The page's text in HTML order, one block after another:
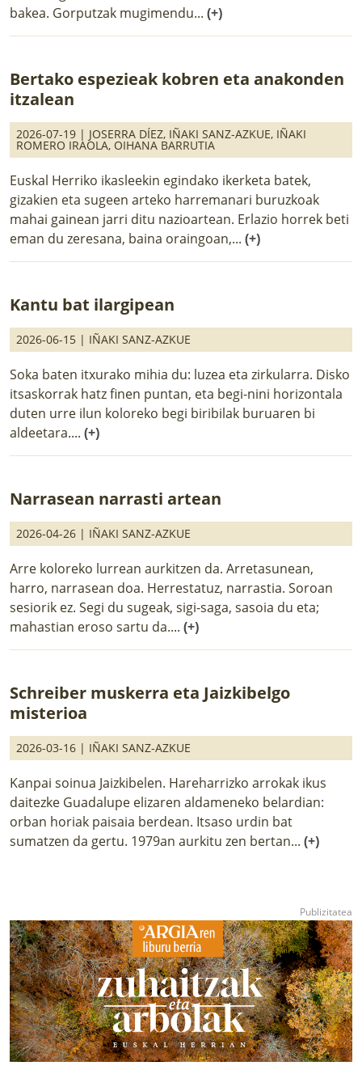
bakea. Gorputzak mugimendu... (+)
Bertako espezieak kobren eta anakonden
itzalean
2026-07-19 | JOSERRA DÍEZ, IÑAKI SANZ-AZKUE, IÑAKI
ROMERO IRAOLA, OIHANA BARRUTIA
Euskal Herriko ikasleekin egindako ikerketa batek,
gizakien eta sugeen arteko harremanari buruzkoak
mahai gainean jarri ditu nazioartean. Erlazio horrek beti
eman du zeresana, baina oraingoan,... (+)
Kantu bat ilargipean
2026-06-15 | IÑAKI SANZ-AZKUE
Soka baten itxurako mihia du: luzea eta zirkularra. Disko
itsaskorrak hatz finen puntan, eta begi-nini horizontala
duten urre ilun koloreko begi biribilak buruaren bi
aldeetara.... (+)
Narrasean narrasti artean
2026-04-26 | IÑAKI SANZ-AZKUE
Arre koloreko lurrean aurkitzen da. Arretasunean,
harro, narrasean doa. Herrestatuz, narrastia. Soroan
sesiorik ez. Segi du sugeak, sigi-saga, sasoia du eta;
mahastian eroso sartu da.... (+)
Schreiber muskerra eta Jaizkibelgo
misterioa
2026-03-16 | IÑAKI SANZ-AZKUE
Kanpai soinua Jaizkibelen. Hareharrizko arrokak ikus
daitezke Guadalupe elizaren aldameneko belardian:
orban horiak paisaia berdean. Itsaso urdin bat
sumatzen da gertu. 1979an aurkitu zen bertan... (+)